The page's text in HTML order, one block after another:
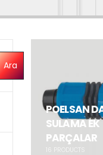
POELSAN
SULAMA EK
PARÇALAR
16 PRODUCTS
Ara